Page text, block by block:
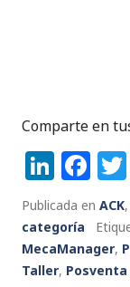
Comparte en
Li
n
k
e
F
a
c
e
Publicada en ACK,
categoría
MecaManager,
Taller, Posventa